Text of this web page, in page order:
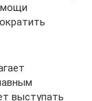
выступать